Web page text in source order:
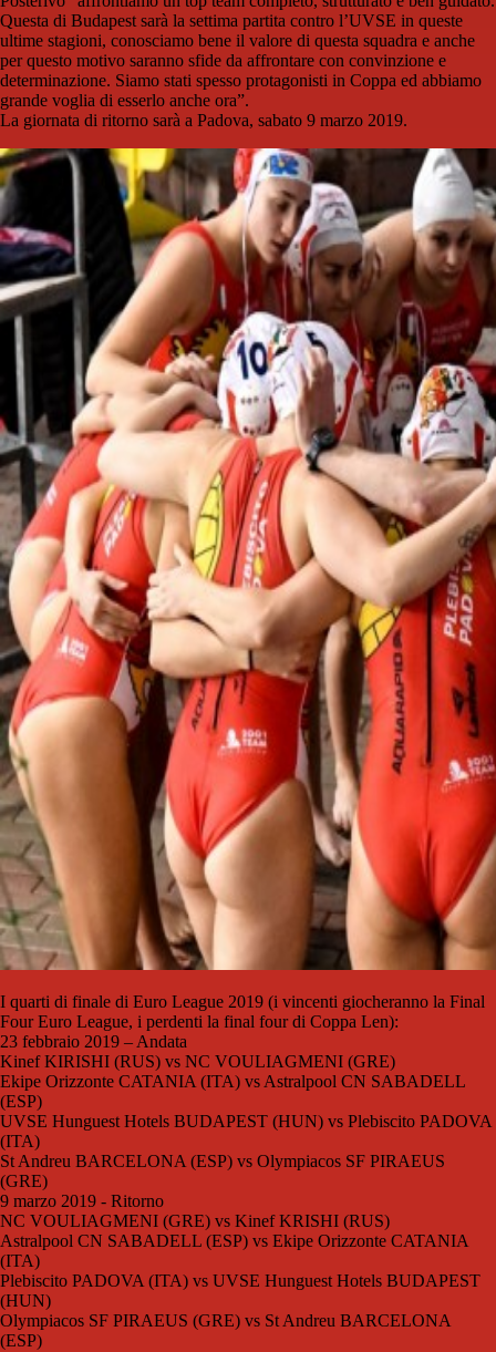
Questa di Budapest sarà la settima partita contro l’UVSE in queste
ultime stagioni, conosciamo bene il valore di questa squadra e anche
per questo motivo saranno sfide da affrontare con convinzione e
determinazione. Siamo stati spesso protagonisti in Coppa ed abbiamo
grande voglia di esserlo anche ora”.
La giornata di ritorno sarà a Padova, sabato 9 marzo 2019.
I quarti di finale di Euro League 2019 (i vincenti giocheranno la Final
Four Euro League, i perdenti la final four di Coppa Len):
23 febbraio 2019 – Andata
Kinef KIRISHI (RUS) vs NC VOULIAGMENI (GRE)
Ekipe Orizzonte CATANIA (ITA) vs Astralpool CN SABADELL
(ESP)
UVSE Hunguest Hotels BUDAPEST (HUN) vs Plebiscito PADOVA
(ITA)
St Andreu BARCELONA (ESP) vs Olympiacos SF PIRAEUS
(GRE)
9 marzo 2019 - Ritorno
NC VOULIAGMENI (GRE) vs Kinef KRISHI (RUS)
Astralpool CN SABADELL (ESP) vs Ekipe Orizzonte CATANIA
(ITA)
Plebiscito PADOVA (ITA) vs UVSE Hunguest Hotels BUDAPEST
(HUN)
Olympiacos SF PIRAEUS (GRE) vs St Andreu BARCELONA
(ESP)